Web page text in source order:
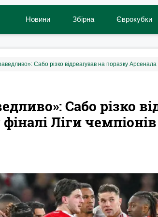
Новини Збірна Єврокубки
Сабо різко відреагував на поразку Арсенала
Сабо різко
Ліги чемпіонів